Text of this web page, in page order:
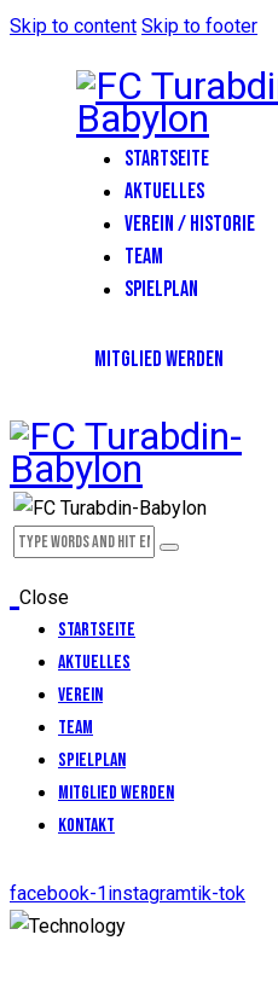
Skip to content Skip to footer
STARTSEITE
AKTUELLES
VEREIN / HISTORIE
TEAM
SPIELPLAN
MITGLIED WERDEN
Close
Startseite
Aktuelles
Verein
Team
Spielplan
Mitglied werden
Kontakt
facebook-1 instagramtik-tok